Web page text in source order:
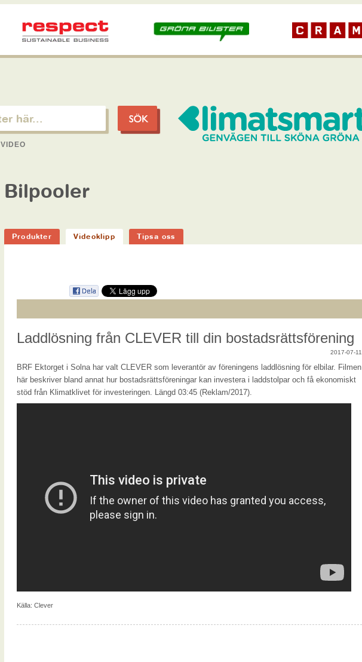
VIDEO
Bilpooler
Produkter Videoklipp Tipsa oss
Laddlösning från CLEVER till din bostadsrättsförening
2017-07-11
BRF Ektorget i Solna har valt CLEVER som leverantör av föreningens laddlösning för elbilar. Filmen
här beskriver bland annat hur bostadsrättsföreningar kan investera i laddstolpar och få ekonomiskt
stöd från Klimatklivet för investeringen. Längd 03:45 (Reklam/2017).
Källa: Clever